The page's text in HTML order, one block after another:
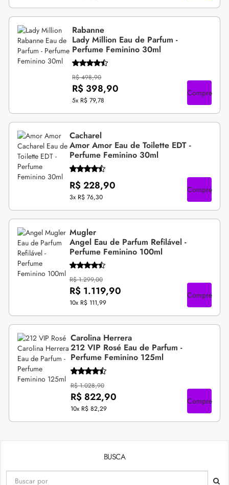
Rabanne
Lady Million Eau de Parfum -
Perfume Feminino 30ml
R$ 498,90
R$ 398,90
5x R$ 79,78
Compre
Cacharel
Amor Amor Eau de Toilette EDT -
Perfume Feminino 30ml
R$ 228,90
3x R$ 76,30
Compre
Mugler
Angel Eau de Parfum Refilável -
Perfume Feminino 100ml
R$ 1.299,00
R$ 1.119,90
10x R$ 111,99
Compre
Carolina Herrera
212 VIP Rosé Eau de Parfum -
Perfume Feminino 125ml
R$ 1.028,90
R$ 822,90
10x R$ 82,29
Compre
BUSCA